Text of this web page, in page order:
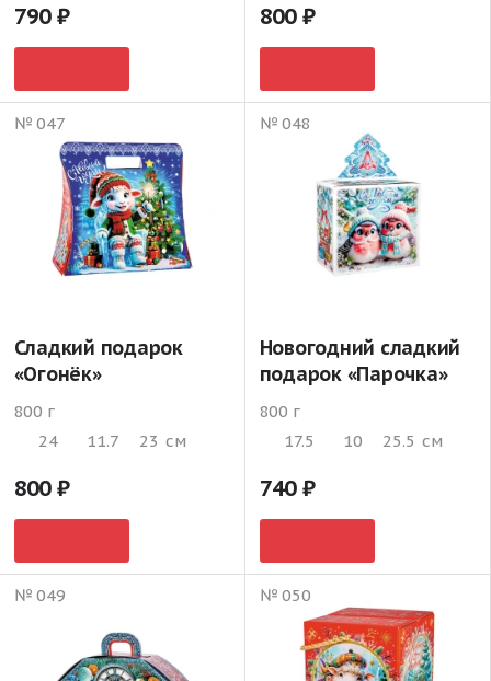
790 800
№ 047
Сладкий подарок
«Огонёк»
800 г
24
11.7 23 см
800
№ 048
Новогодний сладкий
подарок «Парочка»
800 г
17.5
10 25.5 см
740
№ 049 № 050